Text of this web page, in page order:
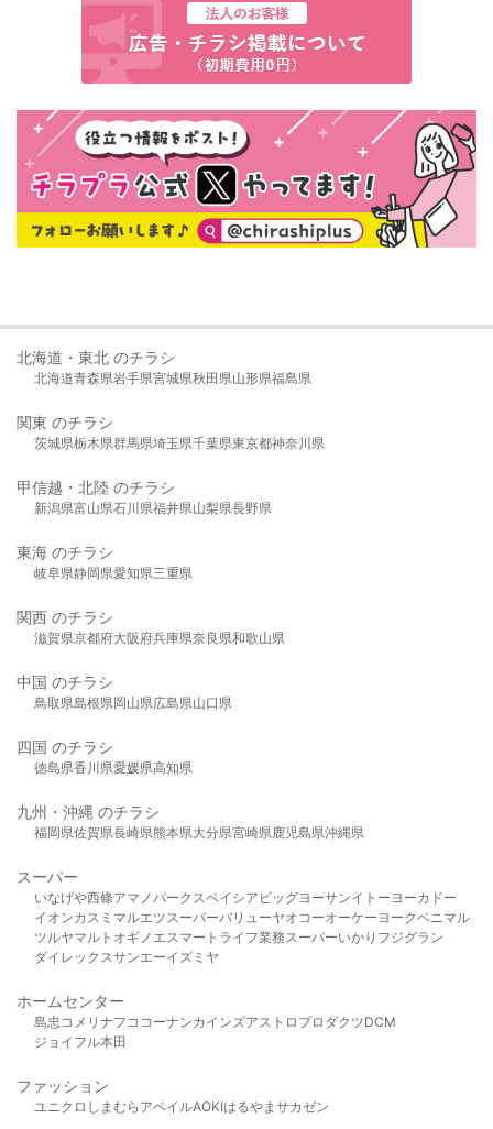
北海道・東北 のチラシ
北海道青森県岩手県宮城県秋田県山形県福島県
関東 のチラシ
茨城県栃木県群馬県埼玉県千葉県東京都神奈川県
甲信越・北陸 のチラシ
新潟県富山県石川県福井県山梨県長野県
東海 のチラシ
岐阜県静岡県愛知県三重県
関西 のチラシ
滋賀県京都府大阪府兵庫県奈良県和歌山県
中国 のチラシ
鳥取県島根県岡山県広島県山口県
四国 のチラシ
徳島県香川県愛媛県高知県
九州・沖縄 のチラシ
福岡県佐賀県長崎県熊本県大分県宮崎県鹿児島県沖縄県
スーパー
いなげや西條アマノパークスベイシア ビッグヨーサンイトーヨーカドー
イオンカスミ マルエツスーパーバリューヤオコーオーケー ヨークベニマル
ツルヤマルト オギノ エスマート ライフ業務スーパーいかり フジグラン
ダイレックスサンエーイズミヤ
ホームセンター
島忠 コメリ ナフコ コーナンカインズアストロプロダクツDCM
ジョイフル本田
ファッション
ユニクロ しまむら アベイルAOKIはるやま サカゼン